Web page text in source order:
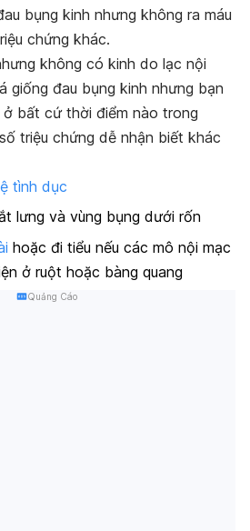
bụng kinh nhưng không ra máu
chứng khác.
không có kinh do lạc nội
giống đau bụng kinh nhưng bạn
bất cứ thời điểm nào trong
triệu chứng dễ nhận biết khác
tình dục
lưng và vùng bụng dưới rốn
hoặc đi tiểu nếu các mô nội mạc
ở ruột hoặc bàng quang
Quảng Cáo